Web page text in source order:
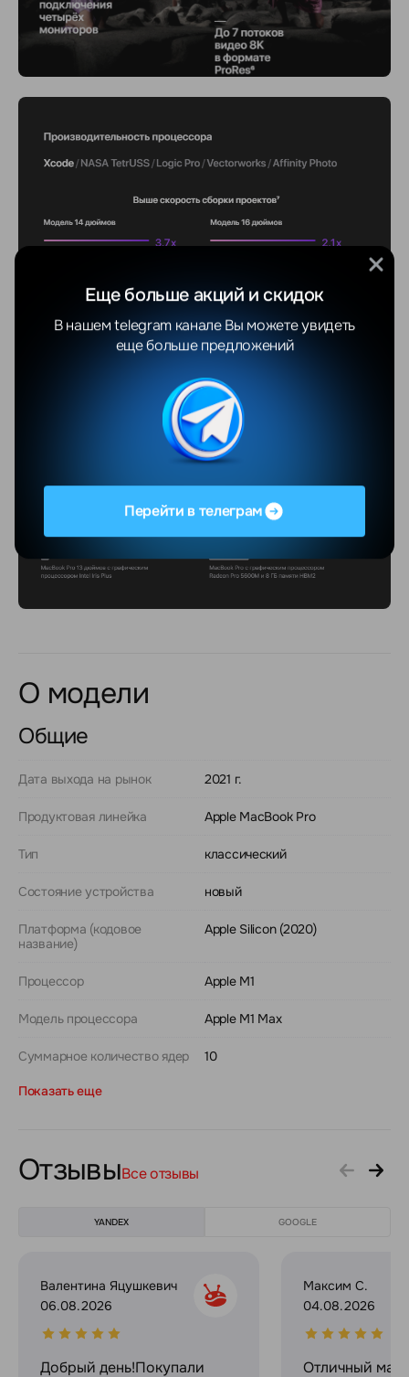
О модели
Общие
Дата выхода на рынок 2021 г.
Продуктовая линейка Apple MacBook Pro
Тип классический
Состояние устройства новый
Платформа (кодовое
название)
Apple Silicon (2020)
Процессор Apple M1
Модель процессора Apple M1 Max
Суммарное количество ядер 10
Показать еще
ОтзывыВсе отзывы
YANDEX GOOGLE
Валентина Яцушкевич
06.08.2026
Добрый день!Покупали
Максим С.
04.08.2026
Отличный
Перейти в телеграм
Еще больше акций и скидок
В нашем telegram канале Вы можете увидеть
еще больше предложений